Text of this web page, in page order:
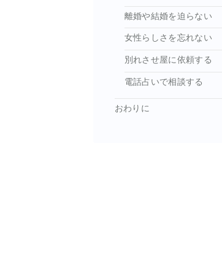
離婚や結婚を迫らない
女性らしさを忘れない
別れさせ屋に依頼する
電話占いで相談する
おわりに